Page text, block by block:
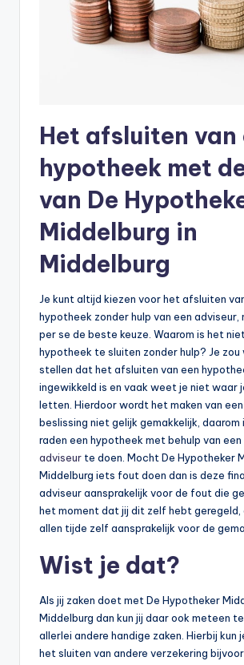
Het afsluiten van
hypotheek met
van De
Middelburg in
Middelburg
Je kunt altijd kiezen voor het afsluiten
hypotheek zonder hulp van een adviseur,
per se de beste keuze. Waarom is het
hypotheek te sluiten zonder hulp? Je zou
stellen dat het afsluiten van een
ingewikkeld is en vaak weet je niet waar
letten. Hierdoor wordt het maken van
beslissing niet gelijk gemakkelijk, daarom
raden een hypotheek met behulp van een
adviseur te doen. Mocht De Hypotheker
Middelburg iets fout doen dan is deze
adviseur aansprakelijk voor de fout die
het moment dat jij dit zelf hebt geregeld,
allen tijde zelf aansprakelijk voor de
Wist je dat?
Als jij zaken doet met De Hypotheker
Middelburg dan kun jij daar ook meteen
allerlei andere handige zaken. Hierbij kun
het sluiten van andere verzekering